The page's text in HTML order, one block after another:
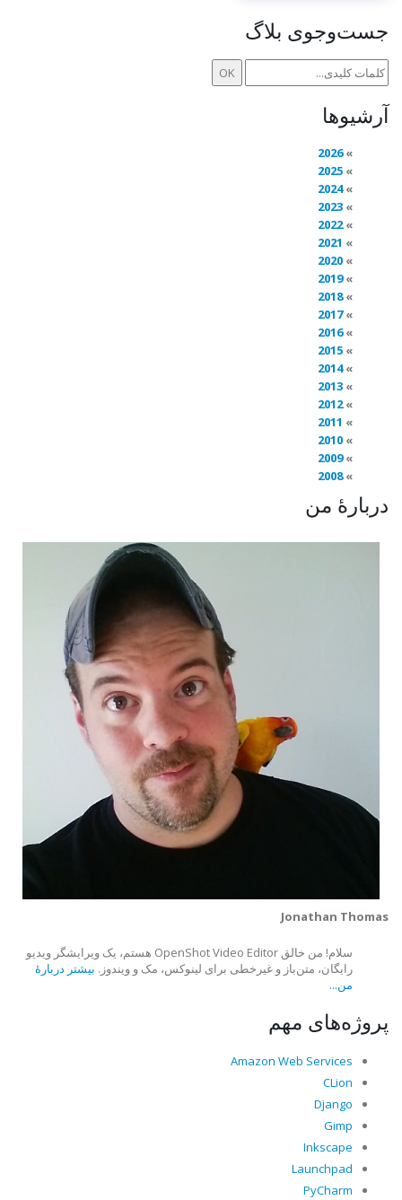
جست‌وجوی بلاگ
آرشیوها
2026
2025
2024
2023
2022
2021
2020
2019
2018
2017
2016
2015
2014
2013
2012
2011
2010
2009
2008
دربارهٔ من
Jonathan Thomas
سلام! من خالق OpenShot Video Editor هستم، یک ویرایشگر ویدیو
رایگان، متن‌باز و غیرخطی برای لینوکس، مک و ویندوز. بیشتر دربارهٔ
من...
پروژه‌های مهم
Amazon Web Services
CLion
Django
Gimp
Inkscape
Launchpad
PyCharm